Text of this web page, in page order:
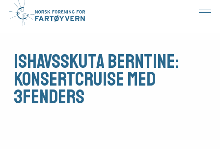
Ishavsskuta Berntine:
Konsertcruise med
3Fenders